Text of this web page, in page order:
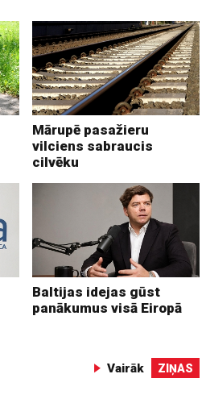
Mārupē pasažieru
vilciens sabraucis
cilvēku
Baltijas idejas gūst
panākumus visā Eiropā
Vairāk ZIŅAS